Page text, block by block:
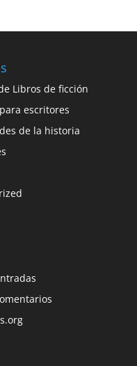
Libros de ficción
escritores
de la historia